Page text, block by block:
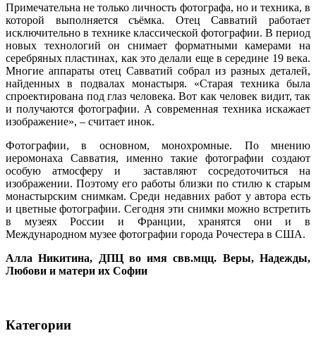
Примечательна не только личность фотографа, но и техника, в
которой выполняется съёмка. Отец Савватий работает
исключительно в технике классической фотографии. В период
новых технологий он снимает форматными камерами на
серебряных пластинах, как это делали еще в середине 19 века.
Многие аппараты отец Савватий собрал из разных деталей,
найденных в подвалах монастыря. «Старая техника была
спроектирована под глаз человека. Вот как человек видит, так
и получаются фотографии. А современная техника искажает
изображение», – считает инок.
Фотографии, в основном, монохромные. По мнению
иеромонаха Савватия, именно такие фотографии создают
особую атмосферу и заставляют сосредоточиться на
изображении. Поэтому его работы близки по стилю к старым
монастырским снимкам. Среди недавних работ у автора есть
и цветные фотографии. Сегодня эти снимки можно встретить
в музеях России и Франции, хранятся они и в
Международном музее фотографии города Рочестера в США.
Алла Никитина, ДПЦ во имя свв.мцц. Веры, Надежды,
Любови и матери их Софии
Категории